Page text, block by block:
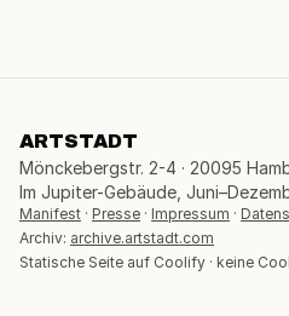
ARTSTADT
Mönckebergstr. 2-4 · 20095
Im Jupiter-Gebäude,
Manifest · Presse · Impressum ·
Archiv: archive.artstadt.com
Statische Seite auf Coolify · keine